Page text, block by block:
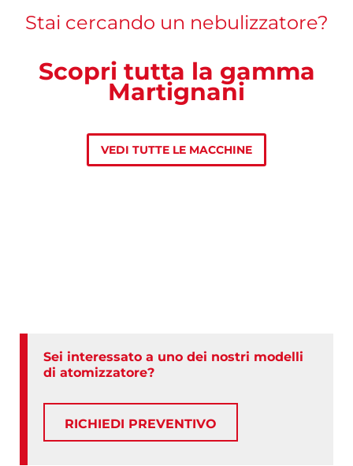
Stai cercando un nebulizzatore?
Scopri tutta la gamma
Martignani
VEDI TUTTE LE MACCHINE
Sei interessato a uno dei nostri modelli
di atomizzatore?
RICHIEDI PREVENTIVO